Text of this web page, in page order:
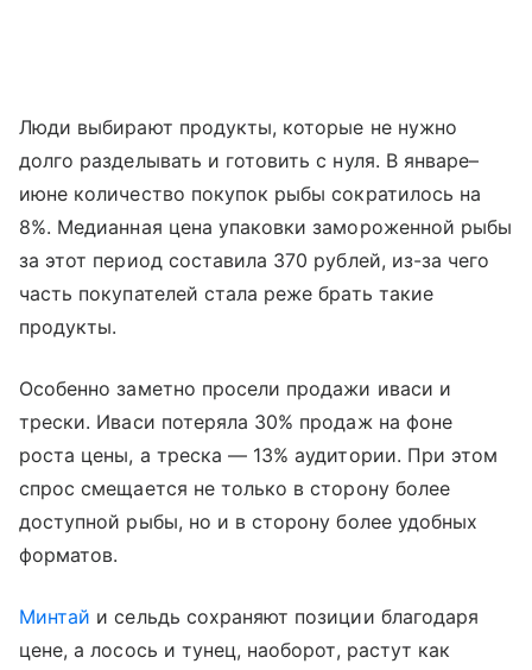
Люди выбирают продукты, которые не нужно
долго разделывать и готовить с нуля. В январе–
июне количество покупок рыбы сократилось на
8%. Медианная цена упаковки замороженной рыбы
за этот период составила 370 рублей, из-за чего
часть покупателей стала реже брать такие
продукты.
Особенно заметно просели продажи иваси и
трески. Иваси потеряла 30% продаж на фоне
роста цены, а треска — 13% аудитории. При этом
спрос смещается не только в сторону более
доступной рыбы, но и в сторону более удобных
форматов.
Минтай и сельдь сохраняют позиции благодаря
цене, а лосось и тунец, наоборот, растут как